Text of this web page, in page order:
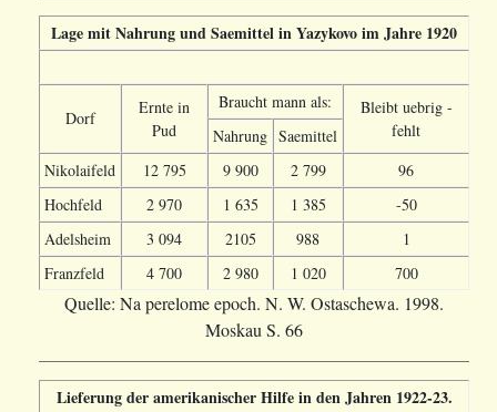
Lage mit Nahrung und Saemittel in Yazykovo im Jahre 1920
Dorf
Ernte in
Pud
Braucht mann als:
Bleibt uebrig -
fehlt
Nahrung Saemittel
Nikolaifeld
12 795 9 900 2 799
96
Hochfeld
2 970 1 635 1 385
-50
Adelsheim
3 094 2105 988
1
Franzfeld
4 700 2 980 1 020 700
Quelle: Na perelome epoch. N. W. Ostaschewa. 1998.
Moskau S. 66
Lieferung der amerikanischer Hilfe in den Jahren 1922-23.